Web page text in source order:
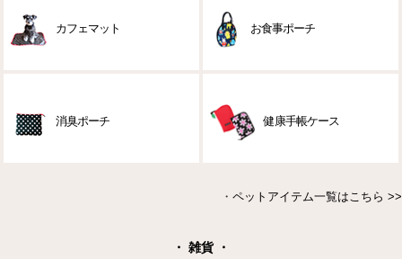
カフェマット お食事ポーチ
消臭ポーチ 健康手帳ケース
・ ペットアイテム一覧はこちら >>
・ 雑貨 ・